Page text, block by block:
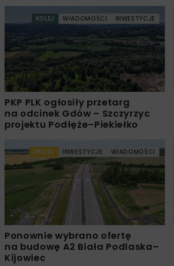
KOLEJ WIADOMOŚCI INWESTYCJE
PKP PLK ogłosiły przetarg
na odcinek Gdów – Szczyrzyc
projektu Podłęże–Piekiełko
DROGI INWESTYCJE WIADOMOŚCI
Ponownie wybrano ofertę
na budowę A2 Biała Podlaska–
Kijowiec